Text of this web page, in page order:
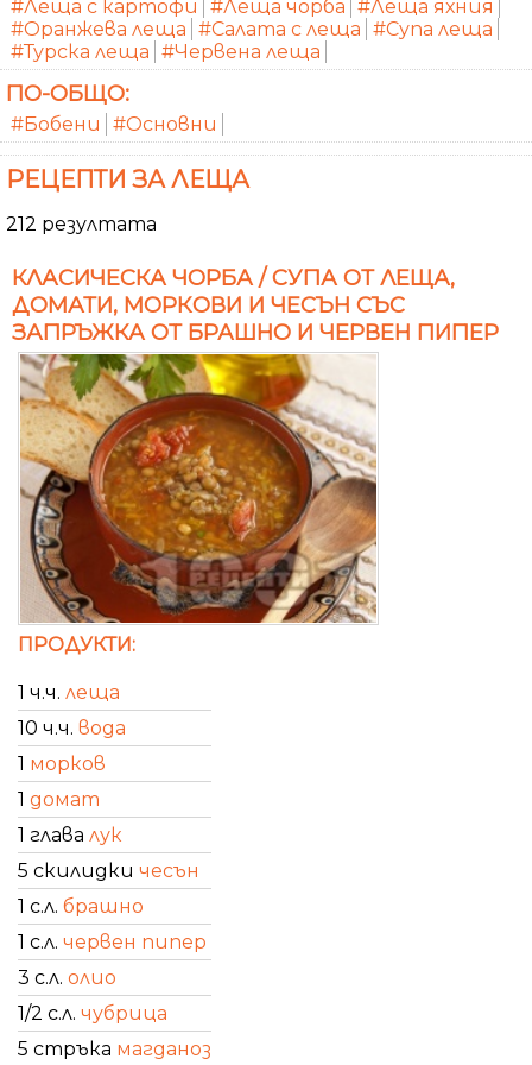
#Леща с картофи
#Леща чорба #Леща яхния
#Оранжева леща #Салата с леща #Супа леща
#Турска леща #Червена леща
ПО-ОБЩО:
#Бобени #Основни
РЕЦЕПТИ ЗА ЛЕЩА
212 резултата
КЛАСИЧЕСКА ЧОРБА / СУПА ОТ ЛЕЩА,
ДОМАТИ, МОРКОВИ И ЧЕСЪН СЪС
ЗАПРЪЖКА ОТ БРАШНО И ЧЕРВЕН ПИПЕР
ПРОДУКТИ:
1 ч.ч. леща
10 ч.ч. вода
1 морков
1 домат
1 глава лук
5 скилидки чесън
1 с.л. брашно
1 с.л. червен пипер
3 с.л. олио
1/2 с.л. чубрица
5 стръка магданоз